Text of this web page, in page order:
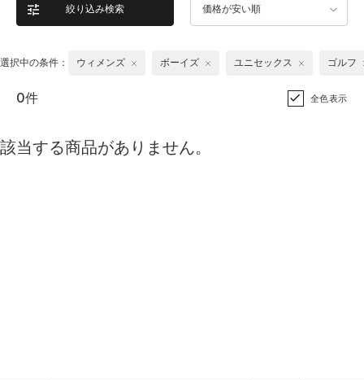
絞り込み検索 価格が安い順
選択中の条件： ウィメンズ ボーイズ ユニセックス ゴルフ
0件 全色表示
該当する商品がありません。